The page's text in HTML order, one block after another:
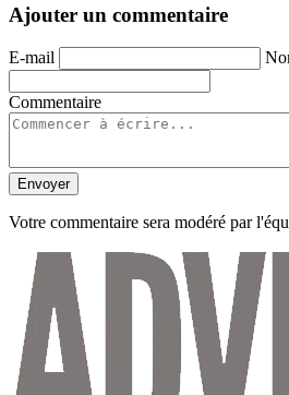
Ajouter un commentaire
E-mail
Commentaire
Envoyer
Votre commentaire sera modéré par